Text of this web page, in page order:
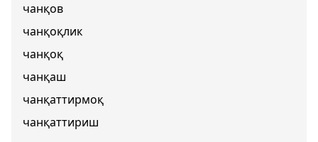
чанқов
чанқоқлик
чанқоқ
чанқаш
чанқаттирмоқ
чанқаттириш